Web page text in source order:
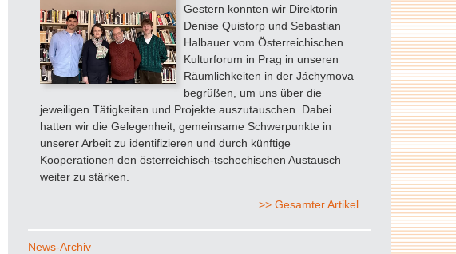
Gestern konnten wir Direktorin
Denise Quistorp und Sebastian
Halbauer vom Österreichischen
Kulturforum in Prag in unseren
Räumlichkeiten in der Jáchymova
begrüßen, um uns über die
jeweiligen Tätigkeiten und Projekte auszutauschen. Dabei
hatten wir die Gelegenheit, gemeinsame Schwerpunkte in
unserer Arbeit zu identifizieren und durch künftige
Kooperationen den österreichisch-tschechischen Austausch
weiter zu stärken.
>> Gesamter Artikel
News-Archiv